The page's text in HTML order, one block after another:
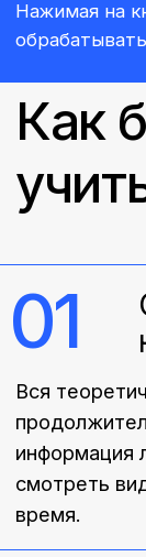
и
К вам будут
будут
курса
материал.
задачам, с
маркетологи в
После просмотра
сможете задать
менторам курса
05
03
04